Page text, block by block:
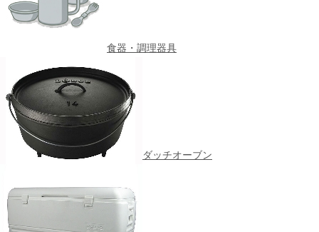
食器・調理器具
ダッチオーブン